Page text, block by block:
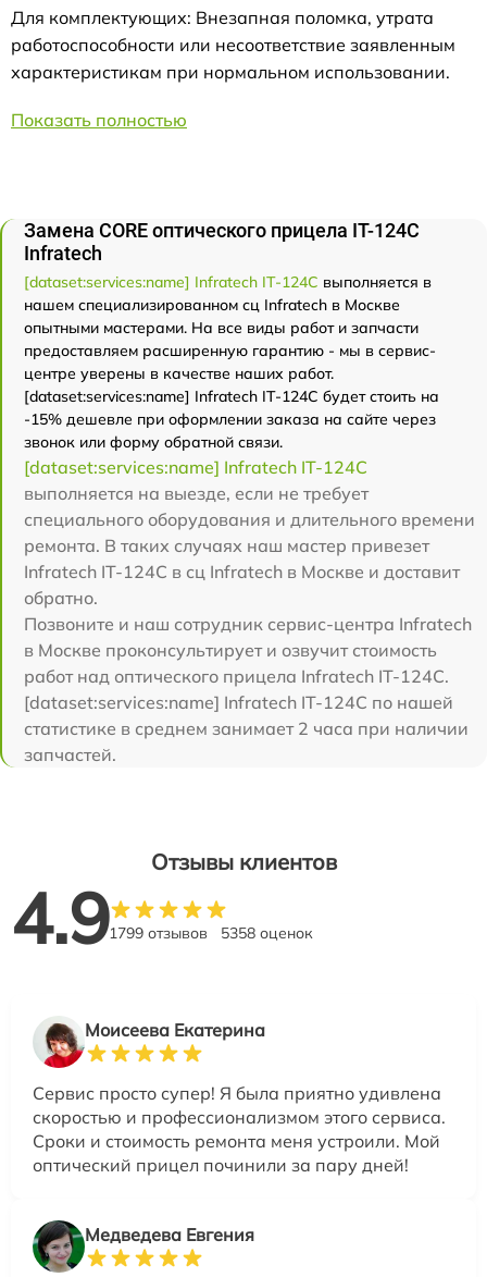
Для комплектующих: Внезапная поломка, утрата
работоспособности или несоответствие заявленным
характеристикам при нормальном использовании.
Показать полностью
Замена CORE оптического прицела IT-124C
Infratech
[dataset:services:name] Infratech IT-124C выполняется в
нашем специализированном сц Infratech в Москве
опытными мастерами. На все виды работ и запчасти
предоставляем расширенную гарантию - мы в сервис-
центре уверены в качестве наших работ.
[dataset:services:name] Infratech IT-124C будет стоить на
-15% дешевле при оформлении заказа на сайте через
звонок или форму обратной связи.
[dataset:services:name] Infratech IT-124C
выполняется на выезде, если не требует
специального оборудования и длительного времени
ремонта. В таких случаях наш мастер привезет
Infratech IT-124C в сц Infratech в Москве и доставит
обратно.
Позвоните и наш сотрудник сервис-центра Infratech
в Москве проконсультирует и озвучит стоимость
работ над оптического прицела Infratech IT-124C.
[dataset:services:name] Infratech IT-124C по нашей
статистике в среднем занимает 2 часа при наличии
запчастей.
Отзывы клиентов
4.91799 отзывов 5358 оценок
Моисеева Екатерина
Сервис просто супер! Я была приятно удивлена
скоростью и профессионализмом этого сервиса.
Сроки и стоимость ремонта меня устроили. Мой
оптический прицел починили за пару дней!
Медведева Евгения